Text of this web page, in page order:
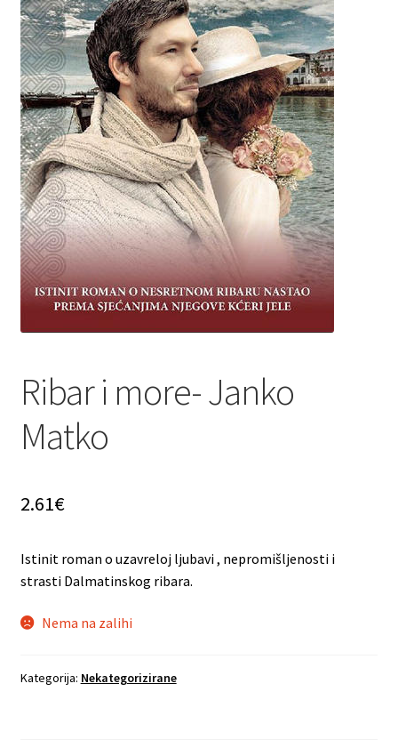
Privatnost podataka
Terms of Use
Uvjeti prodaje i dostava
Ribar i more- Janko
Matko
2.61€
Istinit roman o uzavreloj ljubavi , nepromišljenosti i
strasti Dalmatinskog ribara.
Nema na zalihi
Kategorija: Nekategorizirane